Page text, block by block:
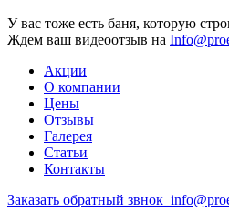
У вас тоже есть баня, которую
Ждем ваш видеоотзыв на
Акции
О компании
Цены
Отзывы
Галерея
Статьи
Контакты
Заказать обратный звнок